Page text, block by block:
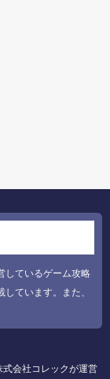
しているゲーム攻略
ています。また、
会社コレックが運営